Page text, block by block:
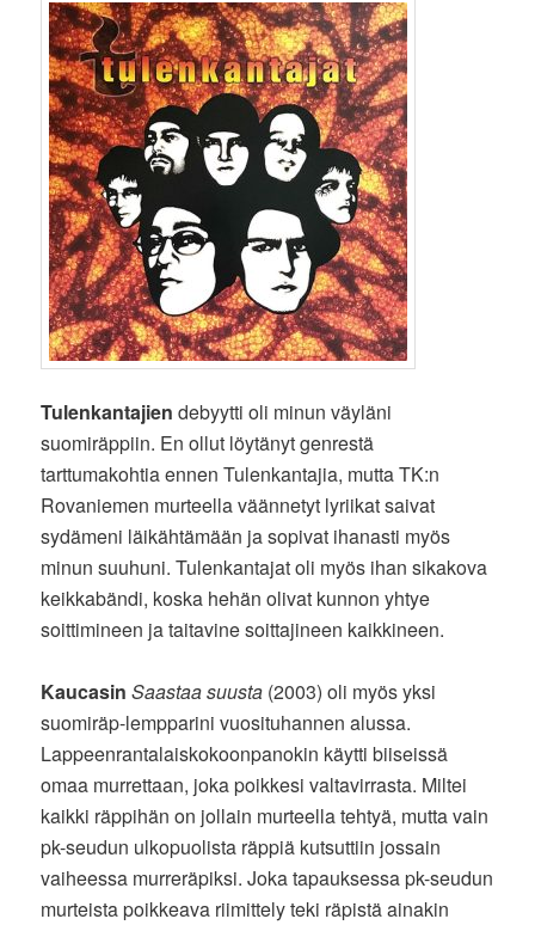
Tulenkantajien debyytti oli minun väyläni
suomiräppiin. En ollut löytänyt genrestä
tarttumakohtia ennen Tulenkantajia, mutta TK:n
Rovaniemen murteella väännetyt lyriikat saivat
sydämeni läikähtämään ja sopivat ihanasti myös
minun suuhuni. Tulenkantajat oli myös ihan sikakova
keikkabändi, koska hehän olivat kunnon yhtye
soittimineen ja taitavine soittajineen kaikkineen.
Kaucasin Saastaa suusta (2003) oli myös yksi
suomiräp-lempparini vuosituhannen alussa.
Lappeenrantalaiskokoonpanokin käytti biiseissä
omaa murrettaan, joka poikkesi valtavirrasta. Miltei
kaikki räppihän on jollain murteella tehtyä, mutta vain
pk-seudun ulkopuolista räppiä kutsuttiin jossain
vaiheessa murreräpiksi. Joka tapauksessa pk-seudun
murteista poikkeava riimittely teki räpistä ainakin